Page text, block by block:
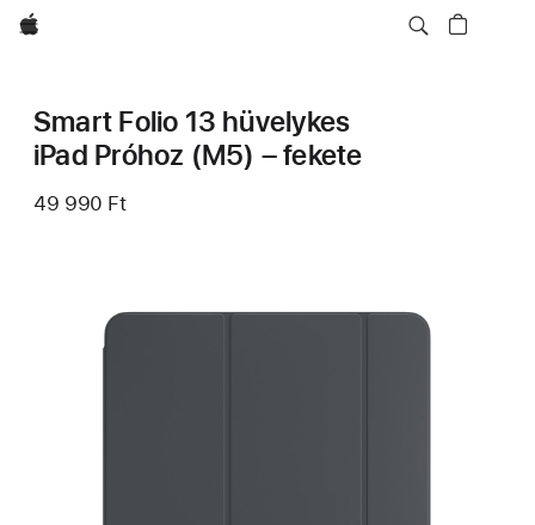
Apple
Smart Folio 13 hüvelykes
iPad Próhoz (M5) – fekete
49 990 Ft